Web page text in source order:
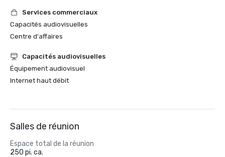
Services commerciaux
Capacités audiovisuelles
Centre d'affaires
Capacités audiovisuelles
Équipement audiovisuel
Internet haut débit
Salles de réunion
Espace total de la réunion
250 pi. ca.